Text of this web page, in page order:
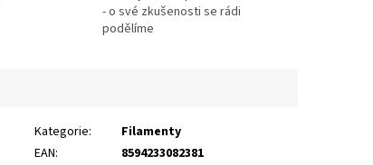
- o své zkušenosti se rádi
podělíme
Kategorie:
Filamenty
EAN:
8594233082381